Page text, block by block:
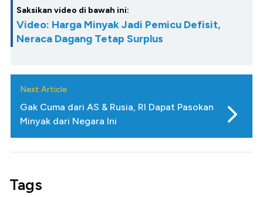
Saksikan video di bawah ini:
Video: Harga Minyak Jadi Pemicu Defisit,
Neraca Dagang Tetap Surplus
Next Article
Gak Cuma dari AS & Rusia, RI Dapat Pasokan
Minyak dari Negara Ini
Tags